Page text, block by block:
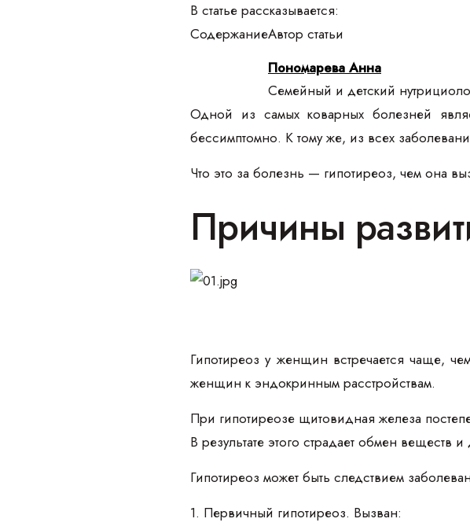
В статье рассказывается:
СодержаниеАвтор статьи
Пономарева Анна
Семейный и детский
Одной из самых коварных болезней
бессимптомно. К тому же, из всех
Что это за болезнь — гипотиреоз, чем она
Причины
Гипотиреоз у женщин встречается чаще,
женщин к эндокринным расстройствам.
При гипотиреозе щитовидная железа
В результате этого страдает обмен
Гипотиреоз может быть следствием
1. Первичный гипотиреоз. Вызван: